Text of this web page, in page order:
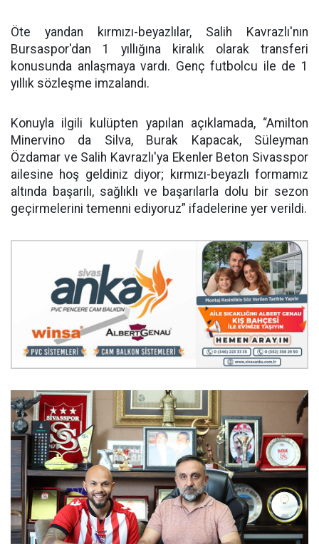
Öte yandan kırmızı-beyazlılar, Salih Kavrazlı'nın
Bursaspor'dan 1 yıllığına kiralık olarak transferi
konusunda anlaşmaya vardı. Genç futbolcu ile de 1
yıllık sözleşme imzalandı.
Konuyla ilgili kulüpten yapılan açıklamada, “Amilton
Minervino da Silva, Burak Kapacak, Süleyman
Özdamar ve Salih Kavrazlı'ya Ekenler Beton Sivasspor
ailesine hoş geldiniz diyor; kırmızı-beyazlı formamız
altında başarılı, sağlıklı ve başarılarla dolu bir sezon
geçirmelerini temenni ediyoruz” ifadelerine yer verildi.